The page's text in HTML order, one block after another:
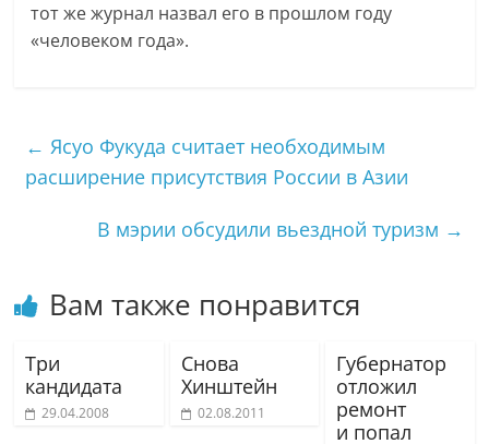
тот же журнал назвал его в прошлом году
«человеком года».
← Ясуо Фукуда считает необходимым
расширение присутствия России в Азии
В мэрии обсудили вьездной туризм →
Вам также понравится
Три
кандидата
29.04.2008
Снова
Хинштейн
02.08.2011
Губернатор
отложил
ремонт
и попал